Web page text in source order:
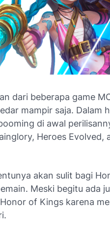
dari beberapa game
mampir saja. Dalam
di awal
Heroes Evolved,
akan sulit bagi
Meski begitu ada
of Kings karena